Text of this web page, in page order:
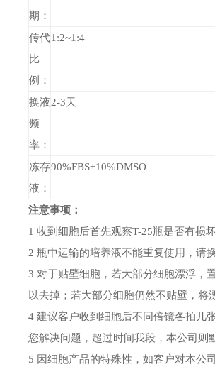
期：
传代
比
例：
1:2~1:4
换液
频
率：
2-3天
冻存
液：
90%FBS+10%DMSO
注意事项：
1 收到细胞后首先观察T-25瓶是否有损
2 瓶中运输的培养液不能重复使用，请
3 对于贴壁细胞，若大部分细胞漂浮，
以去掉； 若大部分细胞仍然不贴壁，将
4 建议客户收到细胞后不同倍镜各拍几
您解决问题，超过时间我段，本公司则
5 因细胞产品的特殊性，如客户对本公